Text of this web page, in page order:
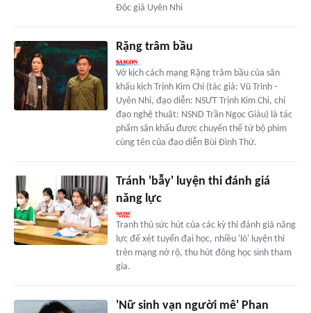
Độc giả Uyên Nhi
Rặng trâm bầu
Vở kịch cách mạng Rặng trâm bầu của sân
khấu kịch Trịnh Kim Chi (tác giả: Vũ Trinh -
Uyên Nhi, đạo diễn: NSƯT Trịnh Kim Chi, chỉ
đạo nghệ thuật: NSND Trần Ngọc Giàu) là tác
phẩm sân khấu được chuyển thể từ bộ phim
cùng tên của đạo diễn Bùi Đình Thứ.
Tránh 'bẫy' luyện thi đánh giá
năng lực
Tranh thủ sức hút của các kỳ thi đánh giá năng
lực để xét tuyển đại học, nhiều 'lò' luyện thi
trên mạng nở rộ, thu hút đông học sinh tham
gia.
'Nữ sinh vạn người mê' Phan